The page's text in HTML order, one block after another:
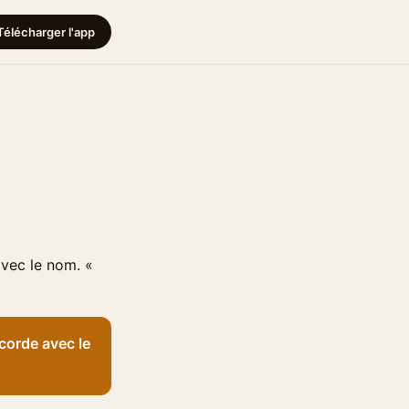
l'app
le nom. «
avec le